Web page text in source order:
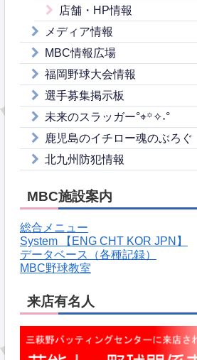
店舗・HP情報
メディア情報
MBC情報広場
福岡野球大会情報
選手募集掲示板
未来のスラッガー°⌖꙳✧˖°
鹿児島のイチロー魂のぶろぐ
北九州防犯情報
MBC施設案内
総合メニュー
System 【ENG CHT KOR JPN】
データベース（各種記録）
MBC野球教室
来店有名人